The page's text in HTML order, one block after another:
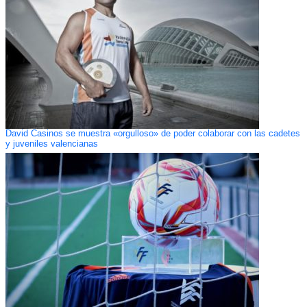
David Casinos se muestra «orgulloso» de poder colaborar con las cadetes
y juveniles valencianas